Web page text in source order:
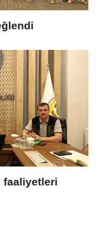
faaliyetleri